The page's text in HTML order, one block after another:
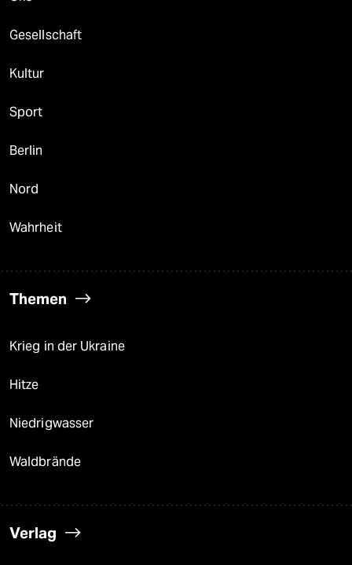
Gesellschaft
Kultur
Sport
Berlin
Nord
Wahrheit
Themen
Krieg in der Ukraine
Hitze
Niedrigwasser
Waldbrände
Verlag